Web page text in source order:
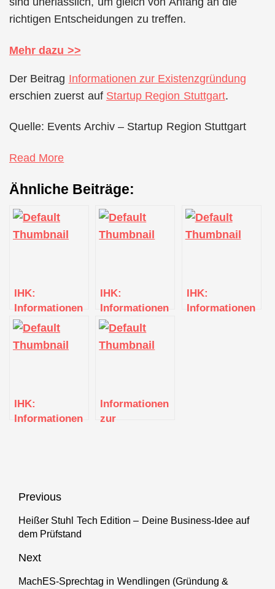
richtigen Entscheidungen zu treffen.
Mehr dazu >>
Der Beitrag Informationen zur Existenzgründung
erschien zuerst auf Startup Region Stuttgart.
Quelle: Events Archiv – Startup Region Stuttgart
Read More
Ähnliche Beiträge:
IHK:
Informationen
zur
IHK:
Informationen
zur
(Böblingen)
IHK:
Informationen
IHK:
Informationen
Informationen
zur
Beitragsnavigation
Previous
Previous
post:
Heißer Stuhl Tech Edition – Deine Business-Idee auf
dem Prüfstand
Next
Next
MachES-Sprechtag in Wendlingen (Gründung &